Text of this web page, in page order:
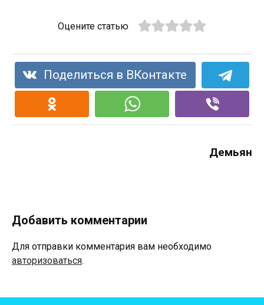
Оцените статью
Поделиться в ВКонтакте
Демьян
Добавить комментарии
Для отправки комментария вам необходимо
авторизоваться.